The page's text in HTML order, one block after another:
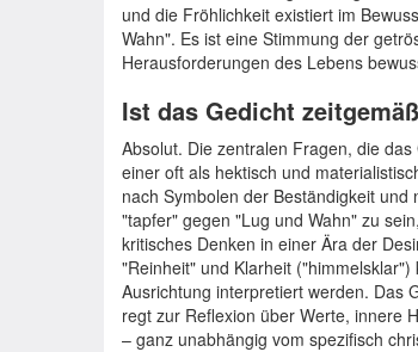
und die Fröhlichkeit existiert im
Wahn". Es ist eine Stimmung der
Herausforderungen des Lebens
Ist das Gedicht
Absolut. Die zentralen Fragen, die
einer oft als hektisch und
nach Symbolen der Beständigkeit
"tapfer" gegen "Lug und Wahn" zu
kritisches Denken in einer Ära der
"Reinheit" und Klarheit
Ausrichtung interpretiert werden. Das
regt zur Reflexion über Werte, innere
– ganz unabhängig vom spezifisch